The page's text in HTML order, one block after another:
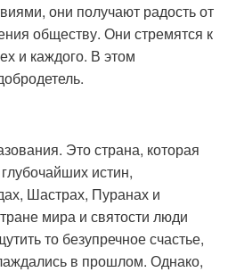
они получают радость от
обществу. Они стремятся к
и каждого. В этом
Это страна, которая
истин,
Шастрах, Пуранах и
мира и святости люди
то безупречное счастье,
в прошлом. Однако,